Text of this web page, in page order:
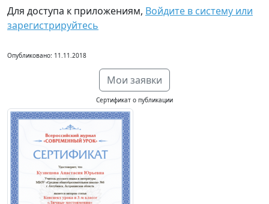
Для доступа к приложениям, Войдите в систему или
зарегистрируйтесь
Опубликовано: 11.11.2018
Мои заявки
Сертификат о публикации